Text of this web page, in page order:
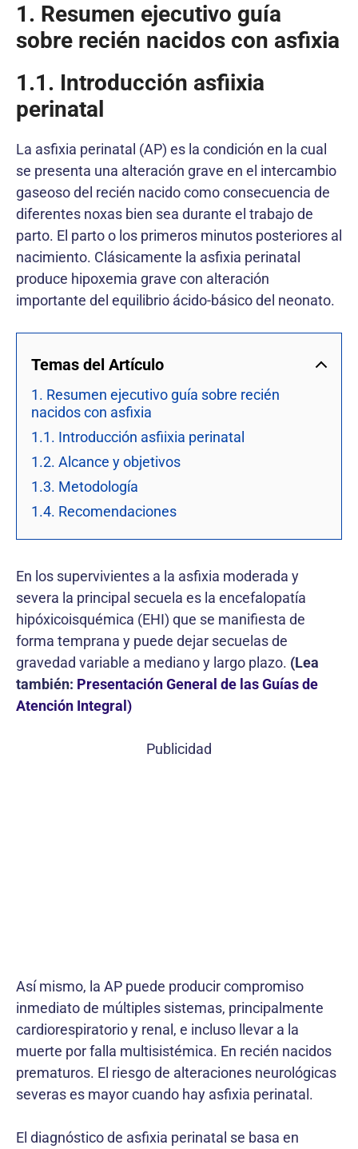
1. Resumen ejecutivo guía
sobre recién nacidos con asfixia
1.1. Introducción asfiixia
perinatal
La asfixia perinatal (AP) es la condición en la cual
se presenta una alteración grave en el intercambio
gaseoso del recién nacido como consecuencia de
diferentes noxas bien sea durante el trabajo de
parto. El parto o los primeros minutos posteriores al
nacimiento. Clásicamente la asfixia perinatal
produce hipoxemia grave con alteración
importante del equilibrio ácido-básico del neonato.
Temas del Artículo
1. Resumen ejecutivo guía sobre recién
nacidos con asfixia
1.1. Introducción asfiixia perinatal
1.2. Alcance y objetivos
1.3. Metodología
1.4. Recomendaciones
En los supervivientes a la asfixia moderada y
severa la principal secuela es la encefalopatía
hipóxicoisquémica (EHI) que se manifiesta de
forma temprana y puede dejar secuelas de
gravedad variable a mediano y largo plazo. (Lea
también: Presentación General de las Guías de
Atención Integral)
Publicidad
Así mismo, la AP puede producir compromiso
inmediato de múltiples sistemas, principalmente
cardiorespiratorio y renal, e incluso llevar a la
muerte por falla multisistémica. En recién nacidos
prematuros. El riesgo de alteraciones neurológicas
severas es mayor cuando hay asfixia perinatal.
El diagnóstico de asfixia perinatal se basa en